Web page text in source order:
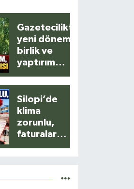
Gazetecilikte
yeni dönem,
birlik ve
yaptırım
Silopi’de
klima
zorunlu,
faturalar